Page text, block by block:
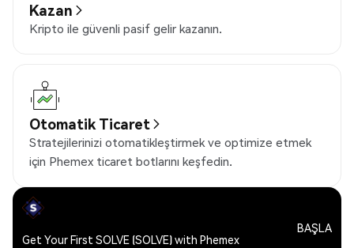
Kazan
Kripto ile güvenli pasif gelir kazanın.
Otomatik Ticaret
Stratejilerinizi otomatikleştirmek ve optimize etmek
için Phemex ticaret botlarını keşfedin.
Get Your First SOLVE (SOLVE) with Phemex
BAŞLA